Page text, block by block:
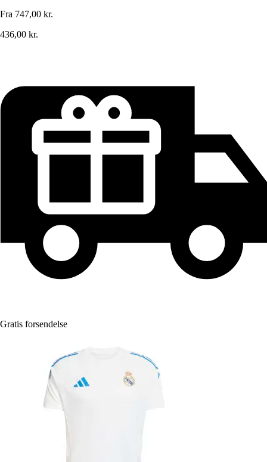
Fra 747,00 kr.
436,00 kr.
Gratis forsendelse